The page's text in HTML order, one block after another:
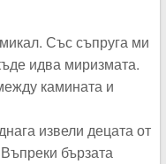
Със съпруга ми
идва миризмата.
камината и
извели децата от
бързата